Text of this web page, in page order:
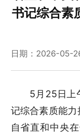
书记综合素
日期：2026-05-
5月25日上
记综合素质能
自省直和中央